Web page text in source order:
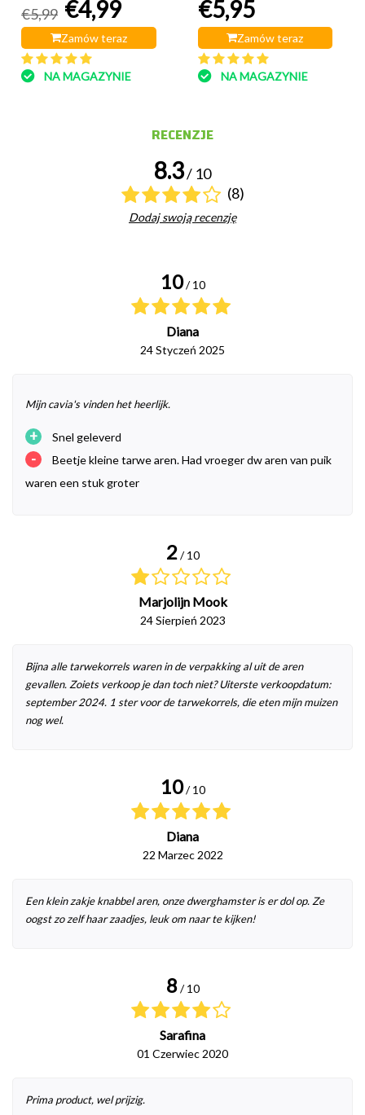
€5,99 €4,99
Zamów teraz
NA MAGAZYNIE
€5,95
Zamów teraz
NA MAGAZYNIE
RECENZJE
8.3/ 10
(8)
Dodaj swoją recenzję
10 / 10
Diana
24 Styczeń 2025
Mijn cavia's vinden het heerlijk.
+ Snel geleverd
-
Beetje kleine tarwe aren. Had vroeger dw aren van puik
waren een stuk groter
2 / 10
Marjolijn Mook
24 Sierpień 2023
Bijna alle tarwekorrels waren in de verpakking al uit de aren
gevallen. Zoiets verkoop je dan toch niet? Uiterste verkoopdatum:
september 2024. 1 ster voor de tarwekorrels, die eten mijn muizen
nog wel.
10 / 10
Diana
22 Marzec 2022
Een klein zakje knabbel aren, onze dwerghamster is er dol op. Ze
oogst zo zelf haar zaadjes, leuk om naar te kijken!
8 / 10
Sarafina
01 Czerwiec 2020
Prima product, wel prijzig.